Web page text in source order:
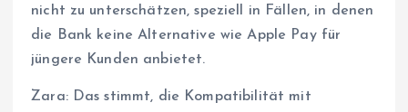
nicht zu unterschätzen, speziell in Fällen, in denen
die Bank keine Alternative wie Apple Pay für
jüngere Kunden anbietet.
Zara: Das stimmt, die Kompatibilität mit